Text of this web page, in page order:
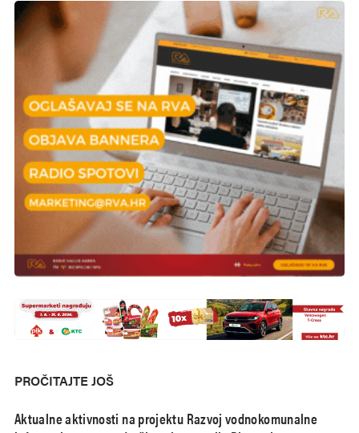
PROČITAJTE JOŠ
Aktualne aktivnosti na projektu Razvoj vodnokomunalne